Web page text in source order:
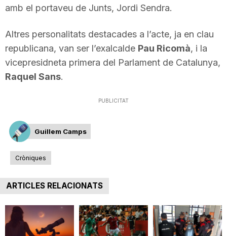
amb el portaveu de Junts, Jordi Sendra.
Altres personalitats destacades a l’acte, ja en clau
republicana, van ser l’exalcalde Pau Ricomà, i la
vicepresidneta primera del Parlament de Catalunya,
Raquel Sans.
PUBLICITAT
Guillem Camps
Cròniques
ARTICLES RELACIONATS